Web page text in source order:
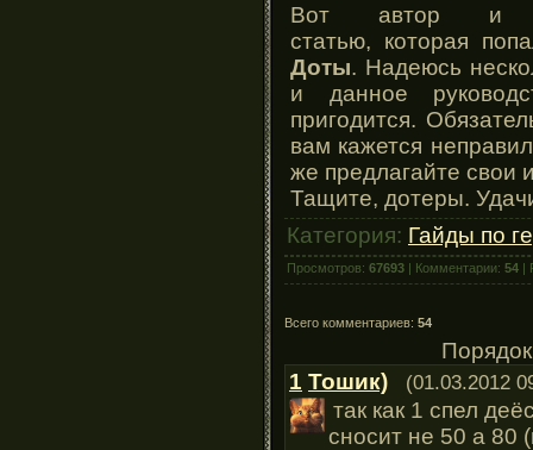
Вот автор и
статью, которая
Доты. Надеюсь
и данное
пригодится.
вам кажется
же предлагайте свои
Тащите, дотеры.
Категория: Гайды по
Просмотров: 67693 | Комментарии: 54 |
Всего комментариев: 54
1 Тошик) (01.03.2012
так как 1 спел
сносит не 50 а 80